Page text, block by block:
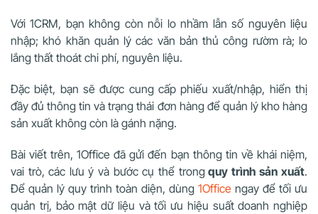
Với1CRM, bạn không còn nỗi lo nhầm lẫn số nguyên liệu
nhập; khó khăn quản lý các văn bản thủ công rườm rà; lo
lắng thất thoát chi phí, nguyên liệu.
Đặc biệt, bạn sẽ được cung cấp phiếu xuất/nhập, hiển thị
đầy đủ thông tin và trạng thái đơn hàng để quản lý kho hàng
sản xuất không còn là gánh nặng.
Bài viết trên, 1Office đã gửi đến bạn thông tin về khái niệm,
vai trò, các lưu ý và bước cụ thể trongquy trình sản xuất.
Để quản lý quy trình toàn diện, dùng 1Office ngay để tối ưu
quản trị, bảo mật dữ liệu và tối ưu hiệu suất doanh nghiệp